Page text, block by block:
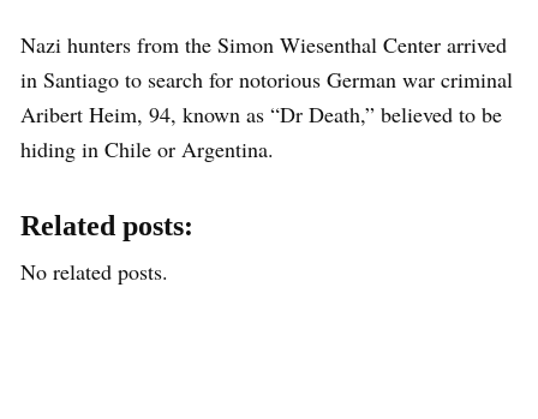
Nazi hunters from the Simon Wiesenthal Center arrived
in Santiago to search for notorious German war criminal
Aribert Heim, 94, known as “Dr Death,” believed to be
hiding in Chile or Argentina.
Related posts:
No related posts.